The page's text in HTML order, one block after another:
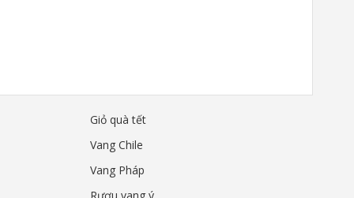
Giỏ quà tết
Vang Chile
Vang Pháp